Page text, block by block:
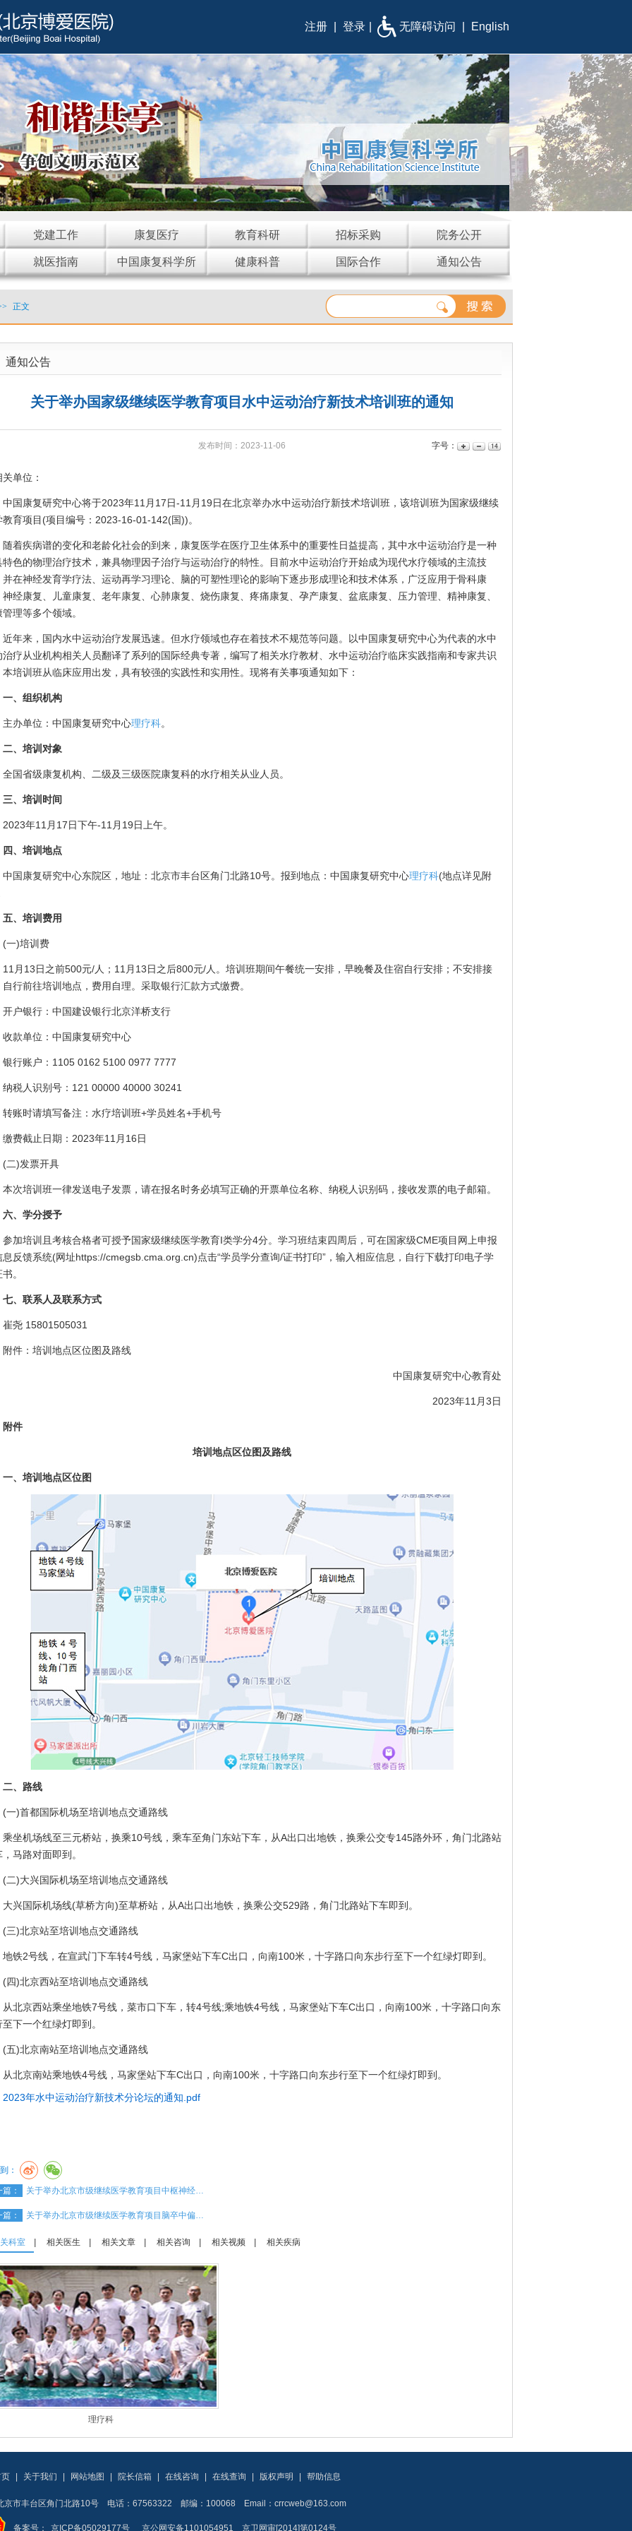
注册 登录 无障碍访问 English
党建工作 康复医疗 教育科研 招标采购 院务公开
就医指南 中国康复科学所 健康科普 国际合作 通知公告
正文
通知公告
关于举办国家级继续医学教育项目水中运动治疗新技术培训班的通知
发布时间：2023-11-06 字号：
单位：
康复研究中心将于2023年11月17日-11月19日在北京举办水中运动治疗新技术培训班，该培训班为国家级继续
教育项目(项目编号：2023-16-01-142(国))。
疾病谱的变化和老龄化社会的到来，康复医学在医疗卫生体系中的重要性日益提高，其中水中运动治疗是一种
特色的物理治疗技术，兼具物理因子治疗与运动治疗的特性。目前水中运动治疗开始成为现代水疗领域的主流技
并在神经发育学疗法、运动再学习理论、脑的可塑性理论的影响下逐步形成理论和技术体系，广泛应用于骨科康
神经康复、儿童康复、老年康复、心肺康复、烧伤康复、疼痛康复、孕产康复、盆底康复、压力管理、精神康复、
理等多个领域。
来，国内水中运动治疗发展迅速。但水疗领域也存在着技术不规范等问题。以中国康复研究中心为代表的水中
治疗从业机构相关人员翻译了系列的国际经典专著，编写了相关水疗教材、水中运动治疗临床实践指南和专家共识
本培训班从临床应用出发，具有较强的实践性和实用性。现将有关事项通知如下：
、组织机构
单位：中国康复研究中心理疗科。
培训对象
省级康复机构、二级及三级医院康复科的水疗相关从业人员。
、培训时间
年11月17日下午-11月19日上午。
培训地点
康复研究中心东院区，地址：北京市丰台区角门北路10号。报到地点：中国康复研究中心理疗科(地点详见附
培训费用
)培训费
13日之前500元/人；11月13日之后800元/人。培训班期间午餐统一安排，早晚餐及住宿自行安排；不安排接
自行前往培训地点，费用自理。采取银行汇款方式缴费。
银行：中国建设银行北京洋桥支行
单位：中国康复研究中心
账户：1105 0162 5100 0977 7777
人识别号：121 00000 40000 30241
时请填写备注：水疗培训班+学员姓名+手机号
截止日期：2023年11月16日
)发票开具
培训班一律发送电子发票，请在报名时务必填写正确的开票单位名称、纳税人识别码，接收发票的电子邮箱。
学分授予
培训且考核合格者可授予国家级继续医学教育I类学分4分。学习班结束四周后，可在国家级CME项目网上申报
息反馈系统(网址https://cmegsb.cma.org.cn)点击“学员学分查询/证书打印”，输入相应信息，自行下载打印电子学
。
联系人及联系方式
15801505031
：培训地点区位图及路线
中国康复研究中心教育处
2023年11月3日
附件
培训地点区位图及路线
培训地点区位图
路线
)首都国际机场至培训地点交通路线
机场线至三元桥站，换乘10号线，乘车至角门东站下车，从A出口出地铁，换乘公交专145路外环，角门北路站
马路对面即到。
)大兴国际机场至培训地点交通路线
国际机场线(草桥方向)至草桥站，从A出口出地铁，换乘公交529路，角门北路站下车即到。
)北京站至培训地点交通路线
2号线，在宣武门下车转4号线，马家堡站下车C出口，向南100米，十字路口向东步行至下一个红绿灯即到。
)北京西站至培训地点交通路线
京西站乘坐地铁7号线，菜市口下车，转4号线;乘地铁4号线，马家堡站下车C出口，向南100米，十字路口向东
下一个红绿灯即到。
)北京南站至培训地点交通路线
京南站乘地铁4号线，马家堡站下车C出口，向南100米，十字路口向东步行至下一个红绿灯即到。
2023年水中运动治疗新技术分论坛的通知.pdf
：
： 关于举办北京市级继续医学教育项目中枢神经…
： 关于举办北京市级继续医学教育项目脑卒中偏…
科室 相关医生 相关文章 相关咨询 相关视频 相关疾病
理疗科
页 关于我们 网站地图 院长信箱 在线咨询 在线查询 版权声明 帮助信息
京市丰台区角门北路10号 电话：67563322 邮编：100068 Email：crrcweb@163.com
备案号： 京ICP备05029177号 京公网安备1101054951 京卫网审[2014]第0124号